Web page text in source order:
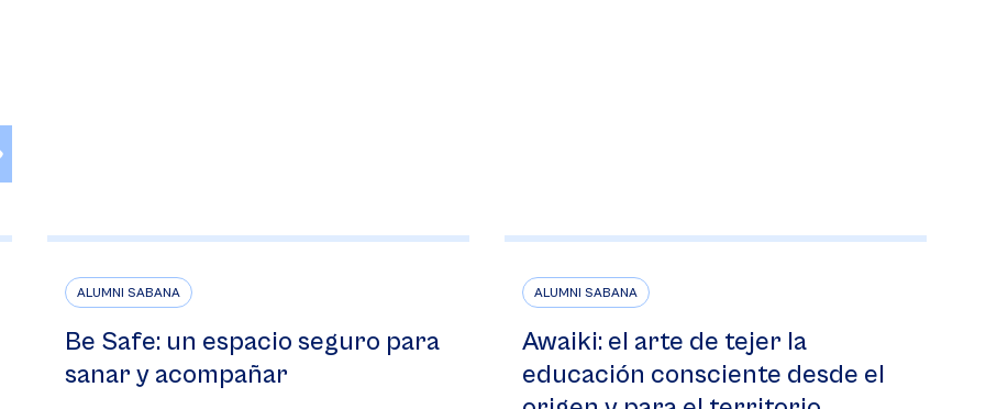
ALUMNI SABANA
Be Safe: un espacio seguro para
sanar y acompañar
ALUMNI SABANA
Awaiki: el arte de tejer la
educación consciente desde el